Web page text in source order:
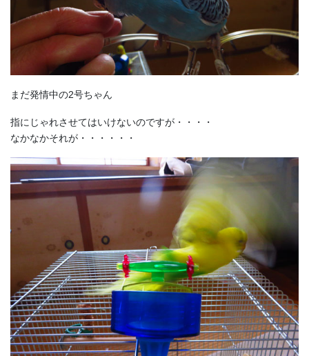
まだ発情中の2号ちゃん
指にじゃれさせてはいけないのですが・・・・
なかなかそれが・・・・・・